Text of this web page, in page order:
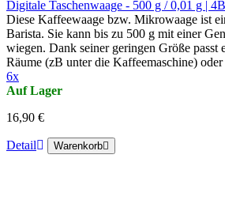
Digitale Taschenwaage - 500 g / 0,01 g |
Diese Kaffeewaage bzw. Mikrowaage ist
Barista. Sie kann bis zu 500 g mit einer
wiegen. Dank seiner geringen Größe passt
Räume (zB unter die Kaffeemaschine) oder
6x
Auf Lager
16,90 €
Detail Warenkorb